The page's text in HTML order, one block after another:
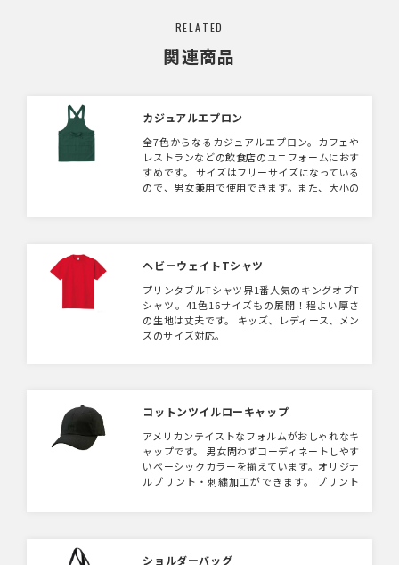
RELATED
関連商品
カジュアルエプロン
全7色からなるカジュアルエプロン。カフェや
レストランなどの飲食店のユニフォームにおす
すめです。 サイズはフリーサイズになっている
ので、男女兼用で使用できます。また、大小の
ヘビーウェイトTシャツ
プリンタブルTシャツ界1番人気のキングオブT
シャツ。41色16サイズもの展開！程よい厚さ
の生地は丈夫です。 キッズ、レディース、メン
ズのサイズ対応。
コットンツイルローキャップ
アメリカンテイストなフォルムがおしゃれなキ
ャップです。 男女問わずコーディネートしやす
いベーシックカラーを揃えています。オリジナ
ルプリント・刺繍加工ができます。 プリント
ショルダーバッグ